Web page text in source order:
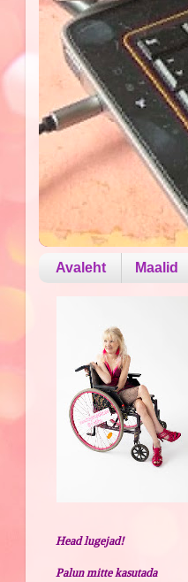
Avaleht Maalid
Head lugejad!
Palun mitte kasutada